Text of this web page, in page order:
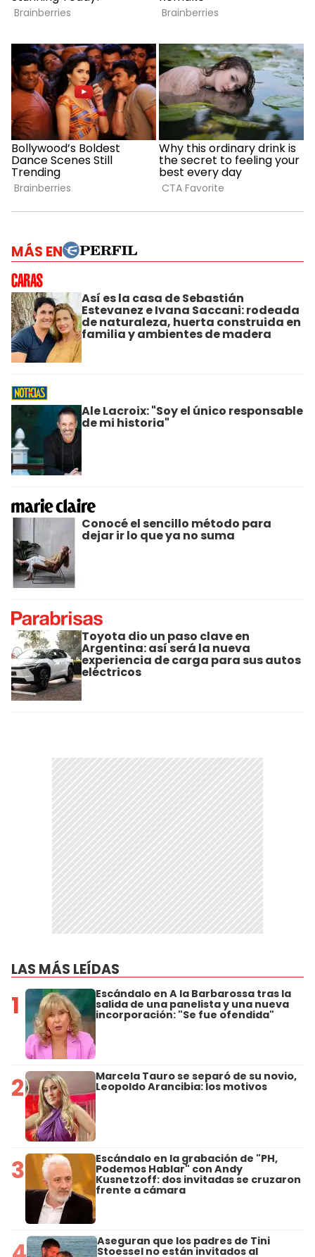
MÁS EN
Así es la casa de Sebastián
Estevanez e Ivana Saccani: rodeada
de naturaleza, huerta construida en
familia y ambientes de madera
Ale Lacroix: "Soy el único responsable
de mi historia"
Conocé el sencillo método para
dejar ir lo que ya no suma
Toyota dio un paso clave en
Argentina: así será la nueva
experiencia de carga para sus autos
eléctricos
LAS MÁS LEÍDAS
1 Escándalo en A la Barbarossa tras la
salida de una panelista y una nueva
incorporación: "Se fue ofendida"
2 Marcela Tauro se separó de su novio,
Leopoldo Arancibia: los motivos
3 Escándalo en la grabación de "PH,
Podemos Hablar" con Andy
Kusnetzoff: dos invitadas se cruzaron
frente a cámara
Aseguran que los padres de Tini
Stoessel no están invitados al